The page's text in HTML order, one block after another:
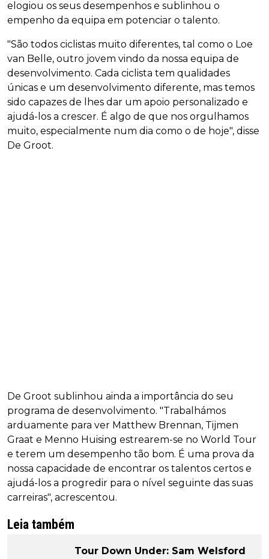
elogiou os seus desempenhos e sublinhou o
empenho da equipa em potenciar o talento.
"São todos ciclistas muito diferentes, tal como o Loe
van Belle, outro jovem vindo da nossa equipa de
desenvolvimento. Cada ciclista tem qualidades
únicas e um desenvolvimento diferente, mas temos
sido capazes de lhes dar um apoio personalizado e
ajudá-los a crescer. É algo de que nos orgulhamos
muito, especialmente num dia como o de hoje", disse
De Groot.
De Groot sublinhou ainda a importância do seu
programa de desenvolvimento. "Trabalhámos
arduamente para ver Matthew Brennan, Tijmen
Graat e Menno Huising estrearem-se no World Tour
e terem um desempenho tão bom. É uma prova da
nossa capacidade de encontrar os talentos certos e
ajudá-los a progredir para o nível seguinte das suas
carreiras", acrescentou.
Leia também
Tour Down Under: Sam Welsford